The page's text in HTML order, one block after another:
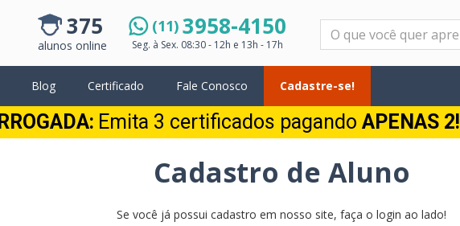
375
alunos online
(11)3958-4150
Seg. à Sex. 08:30 - 12h e 13h - 17h
Pesquisar
Blog Certificado Fale Conosco Cadastre-se!
Emita 3 certificados pagando APENAS 2!
Cadastro de Aluno
Se você já possui cadastro em nosso site, faça o login ao lado!